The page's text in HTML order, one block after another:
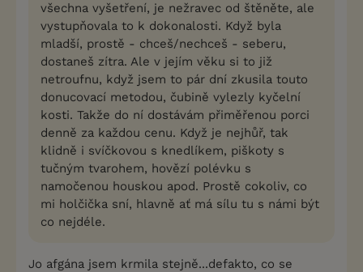
všechna vyšetření, je nežravec od štěněte, ale
vystupňovala to k dokonalosti. Když byla
mladší, prostě - chceš/nechceš - seberu,
dostaneš zítra. Ale v jejím věku si to již
netroufnu, když jsem to pár dní zkusila touto
donucovací metodou, čubině vylezly kyčelní
kosti. Takže do ní dostávám přiměřenou porci
denně za každou cenu. Když je nejhůř, tak
klidně i svíčkovou s knedlíkem, piškoty s
tučným tvarohem, hovězí polévku s
namočenou houskou apod. Prostě cokoliv, co
mi holčička sní, hlavně ať má sílu tu s námi být
co nejdéle.
Jo afgána jsem krmila stejně...defakto, co se